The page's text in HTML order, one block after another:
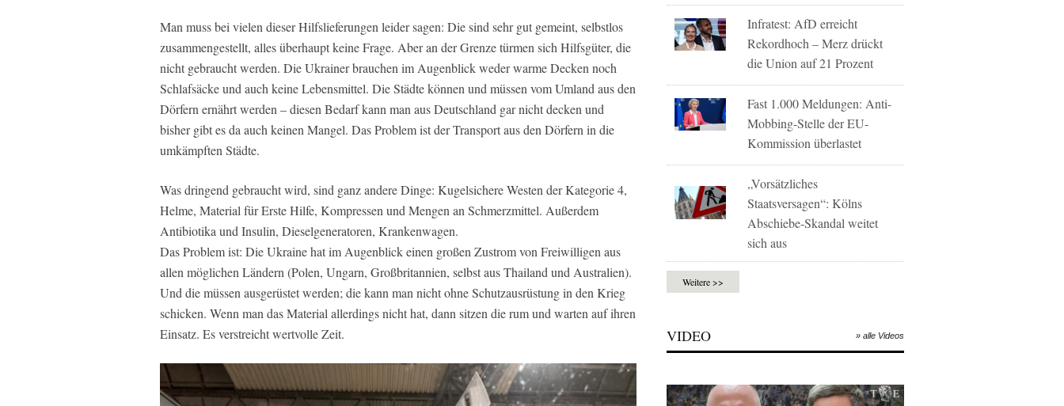
Man muss bei vielen dieser Hilfslieferungen leider sagen: Die sind sehr gut gemeint, selbstlos
zusammengestellt, alles überhaupt keine Frage. Aber an der Grenze türmen sich Hilfsgüter, die
nicht gebraucht werden. Die Ukrainer brauchen im Augenblick weder warme Decken noch
Schlafsäcke und auch keine Lebensmittel. Die Städte können und müssen vom Umland aus den
Dörfern ernährt werden – diesen Bedarf kann man aus Deutschland gar nicht decken und
bisher gibt es da auch keinen Mangel. Das Problem ist der Transport aus den Dörfern in die
umkämpften Städte.
Was dringend gebraucht wird, sind ganz andere Dinge: Kugelsichere Westen der Kategorie 4,
Helme, Material für Erste Hilfe, Kompressen und Mengen an Schmerzmittel. Außerdem
Antibiotika und Insulin, Dieselgeneratoren, Krankenwagen.
Das Problem ist: Die Ukraine hat im Augenblick einen großen Zustrom von Freiwilligen aus
allen möglichen Ländern (Polen, Ungarn, Großbritannien, selbst aus Thailand und Australien).
Und die müssen ausgerüstet werden; die kann man nicht ohne Schutzausrüstung in den Krieg
schicken. Wenn man das Material allerdings nicht hat, dann sitzen die rum und warten auf ihren
Einsatz. Es verstreicht wertvolle Zeit.
Infratest: AfD erreicht
Rekordhoch – Merz drückt
die Union auf 21 Prozent
Fast 1.000 Meldungen: Anti-
Mobbing-Stelle der EU-
Kommission überlastet
„Vorsätzliches
Staatsversagen“: Kölns
Abschiebe-Skandal weitet
sich aus
Weitere >>
VIDEO » alle Videos